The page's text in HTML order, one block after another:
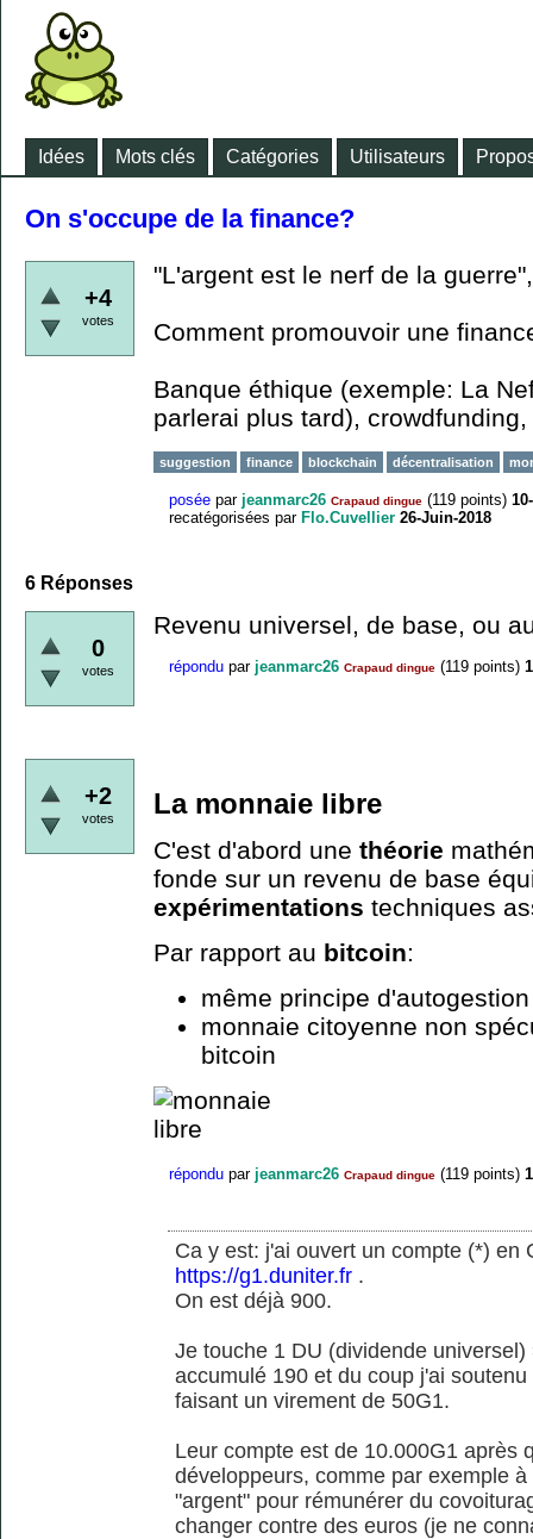
Idées Mots clés Catégories Utilisateurs
On s'occupe de la finance?
+4
votes
"L'argent est le nerf de la
Comment promouvoir une
Banque éthique (exemple: La
parlerai plus tard),
suggestion finance blockchain décentralisation
posée par jeanmarc26 Crapaud dingue (119 points)
recatégorisées par Flo.Cuvellier 26-Juin-2018
6 Réponses
0
votes
Revenu universel, de base, ou
répondu par jeanmarc26 Crapaud dingue (119 points)
+2
votes La monnaie libre
C'est d'abord une théorie
fonde sur un revenu de base
expérimentations techniques
Par rapport au bitcoin:
même principe
monnaie citoyenne non
bitcoin
répondu par jeanmarc26 Crapaud dingue (119 points)
Ca y est: j'ai ouvert un compte (*) en
https://g1.duniter.fr .
On est déjà 900.
Je touche 1 DU (dividende
accumulé 190 et du coup j'ai
faisant un virement de 50G1.
Leur compte est de 10.000G1 après
développeurs, comme par exemple
"argent" pour rémunérer du
changer contre des euros (je ne